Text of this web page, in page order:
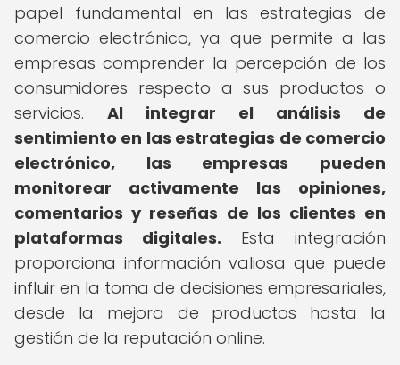
papel fundamental en las estrategias de
comercio electrónico, ya que permite a las
empresas comprender la percepción de los
consumidores respecto a sus productos o
servicios. Al integrar el análisis de
sentimiento en las estrategias de comercio
electrónico, las empresas pueden
monitorear activamente las opiniones,
comentarios y reseñas de los clientes en
plataformas digitales. Esta integración
proporciona información valiosa que puede
influir en la toma de decisiones empresariales,
desde la mejora de productos hasta la
gestión de la reputación online.